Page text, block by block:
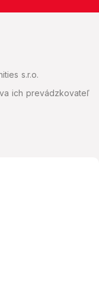
s.r.o.
ich prevádzkovateľ